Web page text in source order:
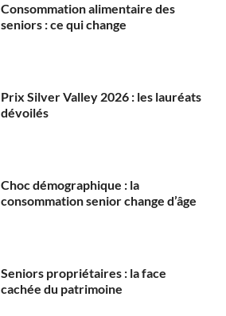
Consommation alimentaire des
seniors : ce qui change
Prix Silver Valley 2026 : les lauréats
dévoilés
Choc démographique : la
consommation senior change d’âge
Seniors propriétaires : la face
cachée du patrimoine